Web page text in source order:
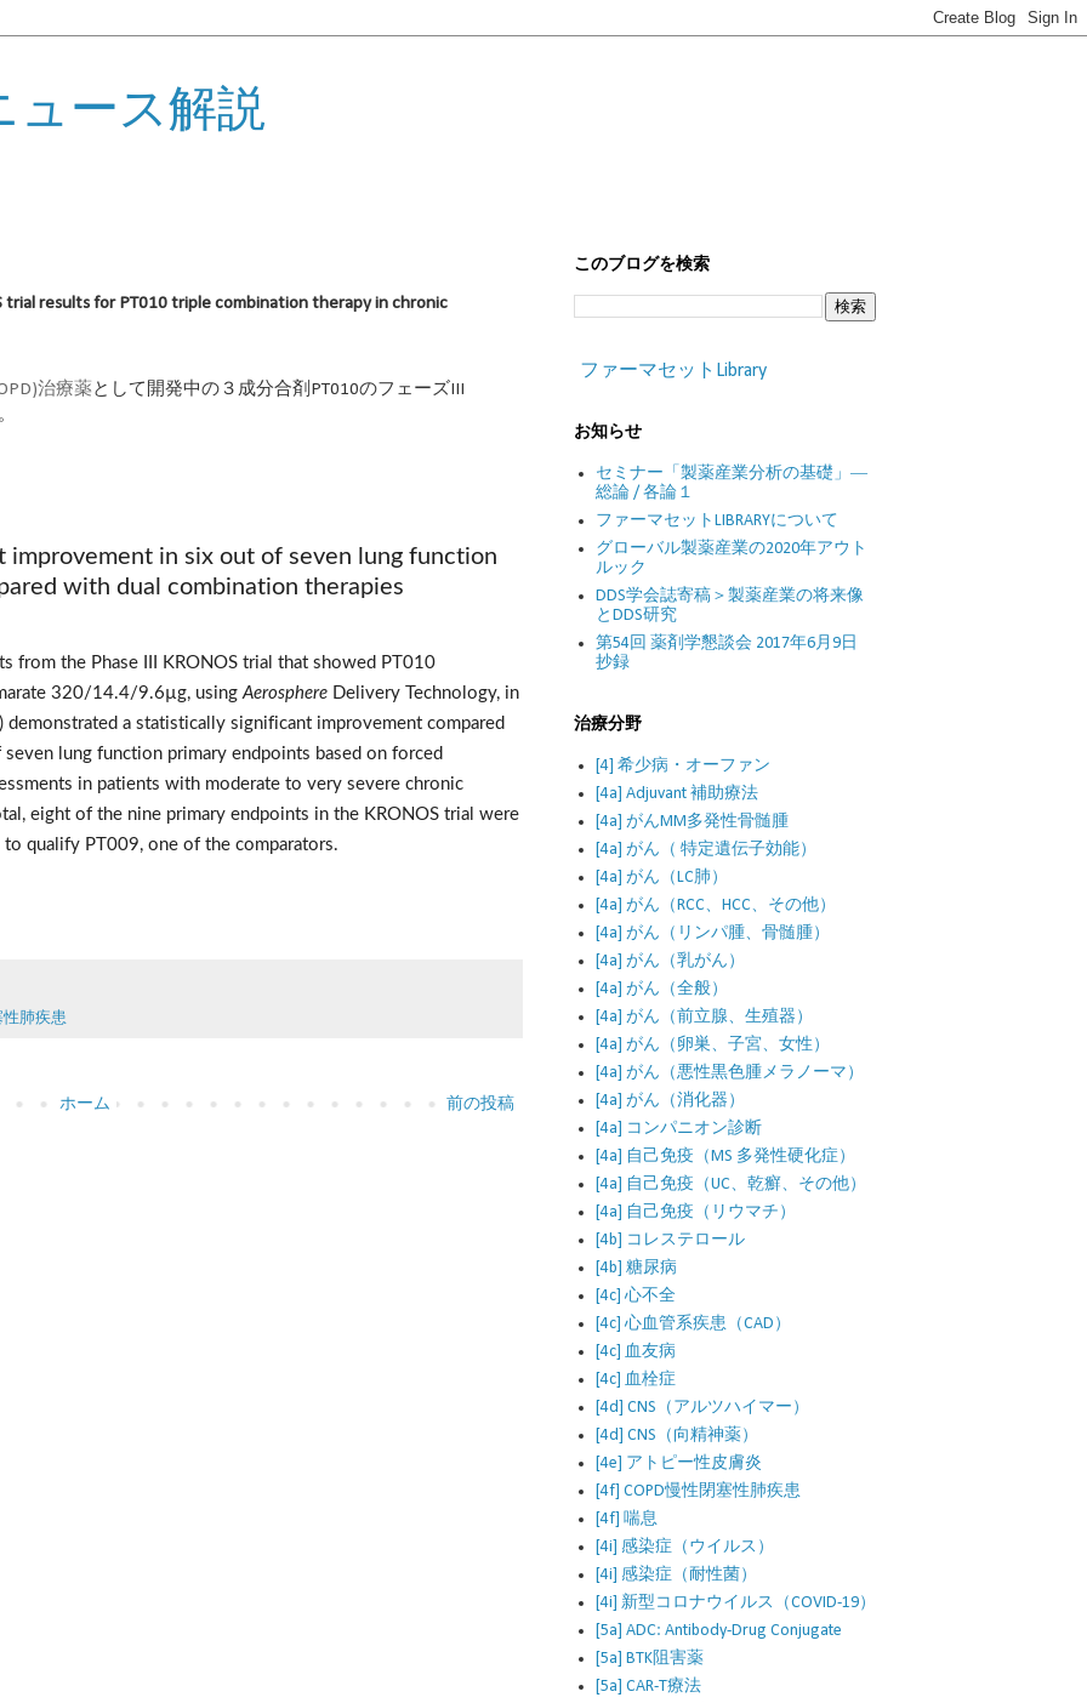
ース解説
trial results for PT010 triple combination therapy in chronic
治療薬として開発中の３成分合剤PT010のフェーズIII
in six out of seven lung function
with dual combination therapies
from the Phase III KRONOS trial that showed PT010
320/14.4/9.6µg, using Aerosphere Delivery Technology, in
a statistically significant improvement compared
lung function primary endpoints based on forced
in patients with moderate to very severe chronic
eight of the nine primary endpoints in the KRONOS trial were
qualify PT009, one of the comparators.
性肺疾患
前の投稿
ホーム
このブログを検索
ファーマセットLibrary
お知らせ
セミナー「製薬産業分析の基礎」―
総論 / 各論１
ファーマセットLIBRARYについて
グローバル製薬産業の2020年アウト
ルック
DDS学会誌寄稿＞製薬産業の将来像
とDDS研究
第54回 薬剤学懇談会 2017年6月9日
抄録
治療分野
[4] 希少病・オーファン
[4a] Adjuvant 補助療法
[4a] がんMM多発性骨髄腫
[4a] がん（ 特定遺伝子効能）
[4a] がん（LC肺）
[4a] がん（RCC、HCC、その他）
[4a] がん（リンパ腫、骨髄腫）
[4a] がん（乳がん）
[4a] がん（全般）
[4a] がん（前立腺、生殖器）
[4a] がん（卵巣、子宮、女性）
[4a] がん（悪性黒色腫メラノーマ）
[4a] がん（消化器）
[4a] コンパニオン診断
[4a] 自己免疫（MS 多発性硬化症）
[4a] 自己免疫（UC、乾癬、その他）
[4a] 自己免疫（リウマチ）
[4b] コレステロール
[4b] 糖尿病
[4c] 心不全
[4c] 心血管系疾患（CAD）
[4c] 血友病
[4c] 血栓症
[4d] CNS（アルツハイマー）
[4d] CNS（向精神薬）
[4e] アトピー性皮膚炎
[4f] COPD慢性閉塞性肺疾患
[4f] 喘息
[4i] 感染症（ウイルス）
[4i] 感染症（耐性菌）
[4i] 新型コロナウイルス（COVID-19）
[5a] ADC: Antibody-Drug Conjugate
[5a] BTK阻害薬
[5a] CAR-T療法